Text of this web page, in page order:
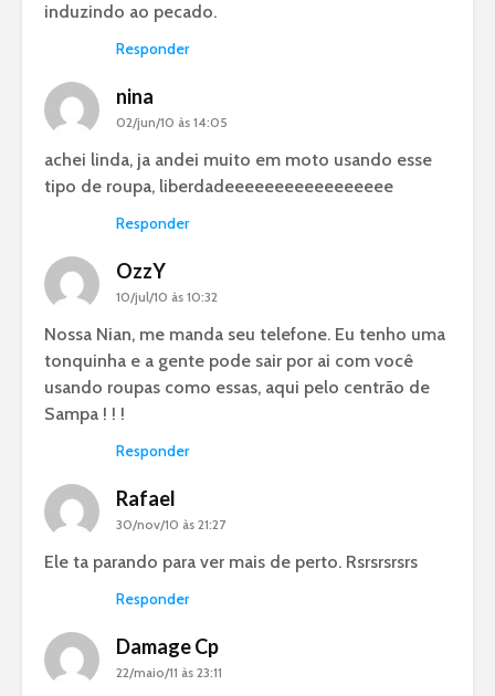
induzindo ao pecado.
Responder
nina
02/jun/10 às 14:05
achei linda, ja andei muito em moto usando esse
tipo de roupa, liberdadeeeeeeeeeeeeeeeee
Responder
OzzY
10/jul/10 às 10:32
Nossa Nian, me manda seu telefone. Eu tenho uma
tonquinha e a gente pode sair por ai com você
usando roupas como essas, aqui pelo centrão de
Sampa ! ! !
Responder
Rafael
30/nov/10 às 21:27
Ele ta parando para ver mais de perto. Rsrsrsrsrs
Responder
Damage Cp
22/maio/11 às 23:11